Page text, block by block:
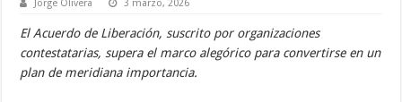
Jorge Olivera 3 marzo, 2026
El Acuerdo de Liberación, suscrito por organizaciones
contestatarias, supera el marco alegórico para convertirse en un
plan de meridiana importancia.